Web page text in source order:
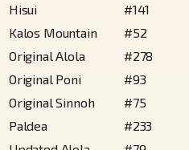
Hisui
#141
Kalos Mountain
#52
Original Alola
#278
Original Poni
#93
Original Sinnoh
#75
Paldea
#233